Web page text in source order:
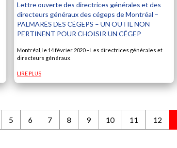
Lettre ouverte des directrices générales et des
directeurs généraux des cégeps de Montréal –
PALMARÈS DES CÉGEPS – UN OUTIL NON
PERTINENT POUR CHOISIR UN CÉGEP
Montréal, le 14 février 2020 – Les directrices générales et
directeurs généraux
LIRE PLUS
5 6 7 8 9 10 11 12